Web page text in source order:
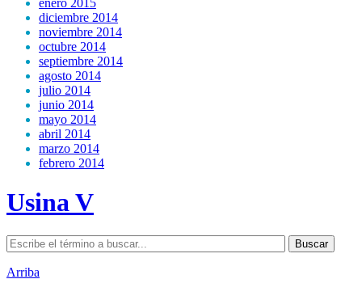
diciembre 2014
noviembre 2014
octubre 2014
septiembre 2014
agosto 2014
julio 2014
junio 2014
mayo 2014
abril 2014
marzo 2014
febrero 2014
Usina V
Arriba